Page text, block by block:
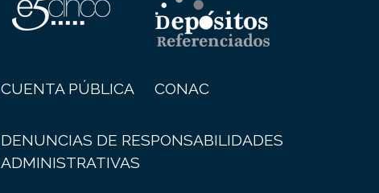
CUENTA PÚBLICA CONAC
DENUNCIAS DE RESPONSABILIDADES
ADMINISTRATIVAS